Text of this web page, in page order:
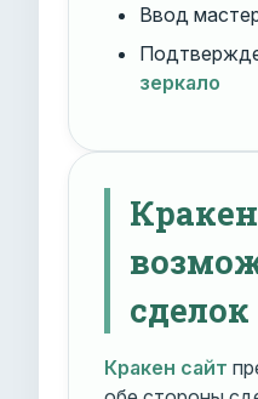
Ввод
зеркало
сделок
Кракен сайт